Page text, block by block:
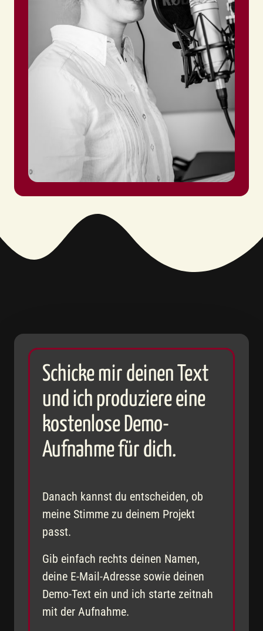
Schicke mir deinen Text
und ich produziere eine
kostenlose Demo-
Aufnahme für dich.
Danach kannst du entscheiden, ob
meine Stimme zu deinem Projekt
passt.
Gib einfach rechts deinen Namen,
deine E-Mail-Adresse sowie deinen
Demo-Text ein und ich starte zeitnah
mit der Aufnahme.